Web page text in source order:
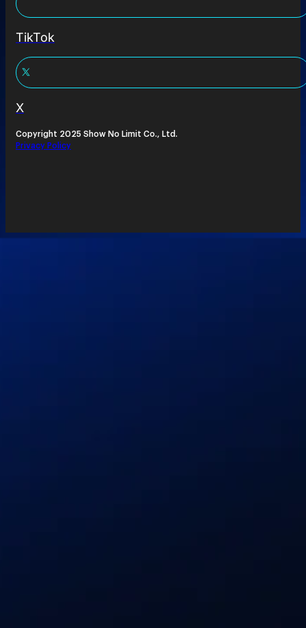
TikTok
X
Copyright 2025 Show No Limit Co., Ltd.
Privacy Policy